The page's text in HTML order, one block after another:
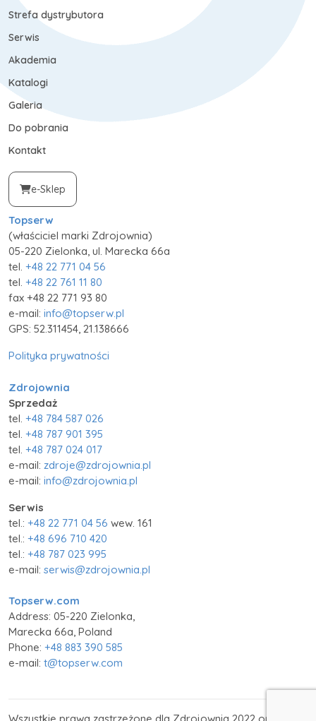
Strefa dystrybutora
Serwis
Akademia
Katalogi
Galeria
Do pobrania
Kontakt
e-Sklep
Topserw
(właściciel marki Zdrojownia)
05-220 Zielonka, ul. Marecka 66a
tel. +48 22 771 04 56
tel. +48 22 761 11 80
fax +48 22 771 93 80
e-mail: info@topserw.pl
GPS: 52.311454, 21.138666
Polityka prywatności
Zdrojownia
Sprzedaż
tel. +48 784 587 026
tel. +48 787 901 395
tel. +48 787 024 017
e-mail: zdroje@zdrojownia.pl
e-mail: info@zdrojownia.pl
Serwis
tel.: +48 22 771 04 56 wew. 161
tel.: +48 696 710 420
tel.: +48 787 023 995
e-mail: serwis@zdrojownia.pl
Topserw.com
Address: 05-220 Zielonka,
Marecka 66a, Poland
Phone: +48 883 390 585
e-mail: t@topserw.com
Wszystkie prawa zastrzeżone dla Zdrojownia 2022 oraz